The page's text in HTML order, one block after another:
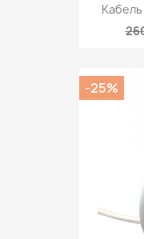
Кабель
-25%